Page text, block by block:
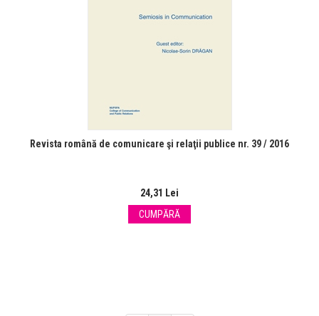
Revista română de comunicare şi relaţii publice nr. 39 / 2016
24,31 Lei
CUMPĂRĂ